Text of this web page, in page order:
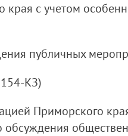
с учетом
публичных
КЗ)
Приморского